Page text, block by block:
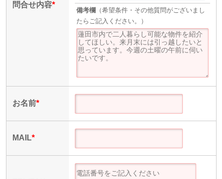
問合せ内容*
備考欄 （希望条件・その他質問がございまし
たらご記入ください。）
お名前*
MAIL*